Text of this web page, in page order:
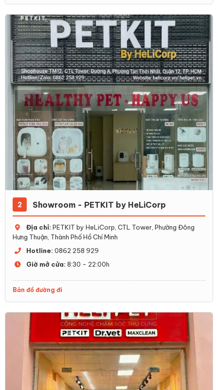
2 Showroom - PETKIT by HeLiCorp
Địa chỉ: PETKIT by HeLiCorp, CTL Tower, Phường Đông
Hưng Thuận, Thành Phố Hồ Chí Minh
Hotline: 0862 258 929
Giờ mở cửa: 8:30 - 22:00h
Bản đồ đường đi